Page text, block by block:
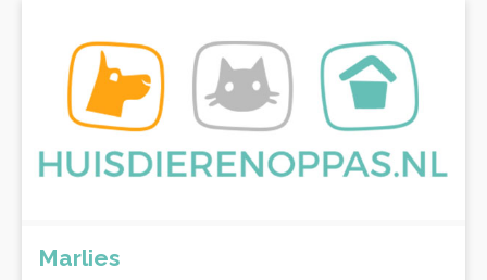
Marlies